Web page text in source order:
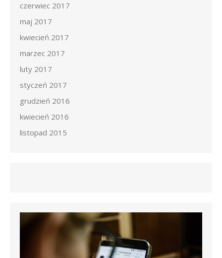
czerwiec 2017
maj 2017
kwiecień 2017
marzec 2017
luty 2017
styczeń 2017
grudzień 2016
kwiecień 2016
listopad 2015